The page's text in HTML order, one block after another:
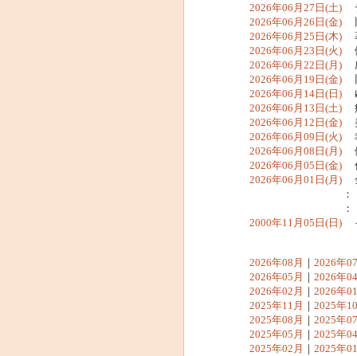
2026年06月27日(土)デ
2026年06月26日(金)旧
2026年06月25日(木)著
2026年06月23日(火)健
2026年06月22日(月)感
2026年06月19日(金)旧
2026年06月14日(日)ゆ
2026年06月13日(土)
2026年06月12日(金)美
2026年06月09日(火)
2026年06月08日(月)健
2026年06月05日(金)仕
2026年06月01日(月)
：
：
2000年11月05日(日)イ
2026年08月 ｜ 2026年
2026年05月 ｜ 2026年
2026年02月 ｜ 2026年
2025年11月 ｜ 2025年
2025年08月 ｜ 2025年
2025年05月 ｜ 2025年
2025年02月 ｜ 2025年